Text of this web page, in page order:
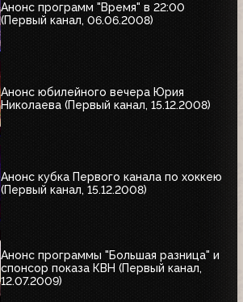
Анонс программ "Время" в 22:00
(Первый канал, 06.06.2008)
Анонс юбилейного вечера Юрия
Николаева (Первый канал, 15.12.2008)
Анонс кубка Первого канала по хоккею
(Первый канал, 15.12.2008)
Анонс программы "Большая разница" и
спонсор показа КВН (Первый канал,
12.07.2009)